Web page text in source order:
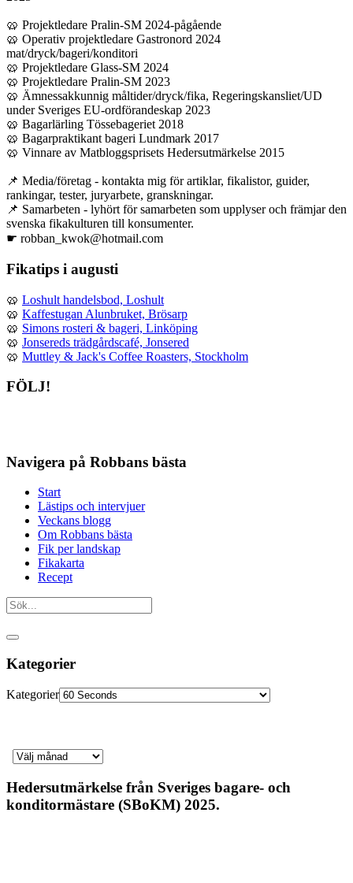
🥨 Projektledare Pralin-SM 2024-pågående
🥨 Operativ projektledare Gastronord 2024
mat/dryck/bageri/konditori
🥨 Projektledare Glass-SM 2024
🥨 Projektledare Pralin-SM 2023
🥨 Ämnessakkunnig måltider/dryck/fika, Regeringskansliet/UD
under Sveriges EU-ordförandeskap 2023
🥨 Bagarlärling Tössebageriet 2018
🥨 Bagarpraktikant bageri Lundmark 2017
🥨 Vinnare av Matbloggsprisets Hedersutmärkelse 2015
📌 Media/företag - kontakta mig för artiklar, fikalistor, guider,
rankingar, tester, juryarbete, granskningar.
📌 Samarbeten - lyhört för samarbeten som upplyser och främjar den
svenska fikakulturen till konsumenter.
☛ robban_kwok@hotmail.com
Fikatips i augusti
🥨 Loshult handelsbod, Loshult
🥨 Kaffestugan Alunbruket, Brösarp
🥨 Simons rosteri & bageri, Linköping
🥨 Jonsereds trädgårdscafé, Jonsered
🥨 Muttley & Jack's Coffee Roasters, Stockholm
FÖLJ!
Navigera på Robbans bästa
Start
Lästips och intervjuer
Veckans blogg
Om Robbans bästa
Fik per landskap
Fikakarta
Recept
Kategorier
Kategorier
Hedersutmärkelse från Sveriges bagare- och
konditormästare (SBoKM) 2025.